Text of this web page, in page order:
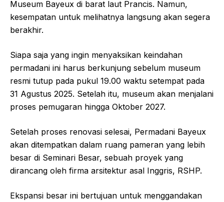
Museum Bayeux di barat laut Prancis. Namun,
kesempatan untuk melihatnya langsung akan segera
berakhir.
Siapa saja yang ingin menyaksikan keindahan
permadani ini harus berkunjung sebelum museum
resmi tutup pada pukul 19.00 waktu setempat pada
31 Agustus 2025. Setelah itu, museum akan menjalani
proses pemugaran hingga Oktober 2027.
Setelah proses renovasi selesai, Permadani Bayeux
akan ditempatkan dalam ruang pameran yang lebih
besar di Seminari Besar, sebuah proyek yang
dirancang oleh firma arsitektur asal Inggris, RSHP.
Ekspansi besar ini bertujuan untuk menggandakan